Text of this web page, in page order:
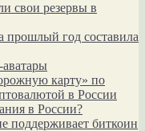
свои резервы в
год составила
карту» по
в России
в России?
поддерживает биткоин